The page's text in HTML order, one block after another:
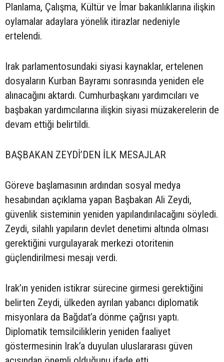
Planlama, Çalışma, Kültür ve İmar bakanlıklarına ilişkin
oylamalar adaylara yönelik itirazlar nedeniyle
ertelendi.
Irak parlamentosundaki siyasi kaynaklar, ertelenen
dosyaların Kurban Bayramı sonrasında yeniden ele
alınacağını aktardı. Cumhurbaşkanı yardımcıları ve
başbakan yardımcılarına ilişkin siyasi müzakerelerin de
devam ettiği belirtildi.
BAŞBAKAN ZEYDİ’DEN İLK MESAJLAR
Göreve başlamasının ardından sosyal medya
hesabından açıklama yapan Başbakan Ali Zeydi,
güvenlik sisteminin yeniden yapılandırılacağını söyledi.
Zeydi, silahlı yapıların devlet denetimi altında olması
gerektiğini vurgulayarak merkezi otoritenin
güçlendirilmesi mesajı verdi.
Irak’ın yeniden istikrar sürecine girmesi gerektiğini
belirten Zeydi, ülkeden ayrılan yabancı diplomatik
misyonlara da Bağdat’a dönme çağrısı yaptı.
Diplomatik temsilciliklerin yeniden faaliyet
göstermesinin Irak’a duyulan uluslararası güven